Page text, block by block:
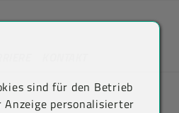
sind für den Betrieb
personalisierter